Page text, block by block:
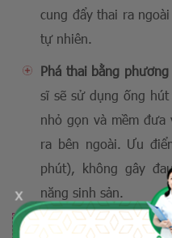
cung đẩy thai ra
tự nhiên.
Phá thai bằng
sĩ sẽ sử dụng ống
nhỏ gọn và mềm
ra bên ngoài. Ưu
phút), không gây
năng sinh sản.
Đặc biệt, tại phòng
x